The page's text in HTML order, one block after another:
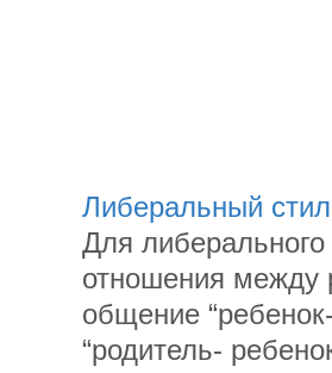
Либеральный
Для
отношения между
общение
“родитель-